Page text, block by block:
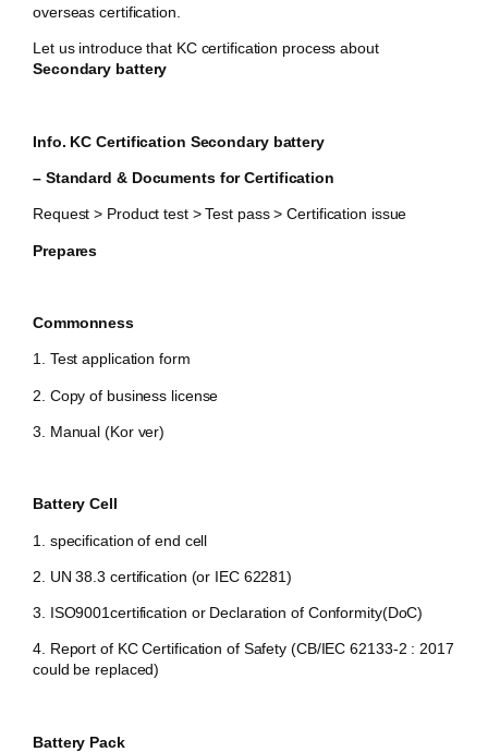
overseas certification.
Let us introduce that KC certification process about
Secondary battery
Info. KC Certification Secondary battery
– Standard & Documents for Certification
Request > Product test > Test pass > Certification issue
Prepares
Commonness
1. Test application form
2. Copy of business license
3. Manual (Kor ver)
Battery Cell
1. specification of end cell
2. UN 38.3 certification (or IEC 62281)
3. ISO9001certification or Declaration of Conformity(DoC)
4. Report of KC Certification of Safety (CB/IEC 62133-2 : 2017
could be replaced)
Battery Pack